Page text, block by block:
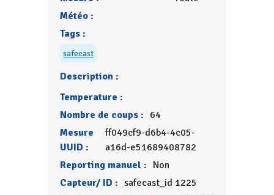
Météo :
Tags :
safecast
Description :
Temperature :
Nombre de coups : 64
Mesure
UUID :
ff049cf9-d6b4-4c05-
a16d-e51689408782
Reporting manuel : Non
Capteur/ ID : safecast_id 1225